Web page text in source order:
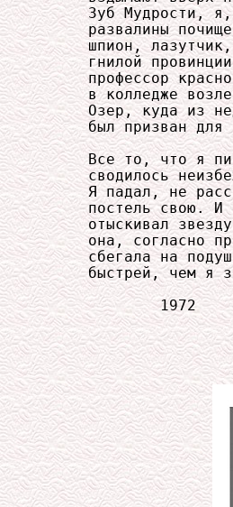
Зуб Мудрости,
развалины
шпион,
гнилой
профессор
в колледже
Озер, куда из
был призван для
Все то, что я
сводилось
Я падал, не
постель свою. И
отыскивал
она, согласно
сбегала на
быстрей, чем я
             1972